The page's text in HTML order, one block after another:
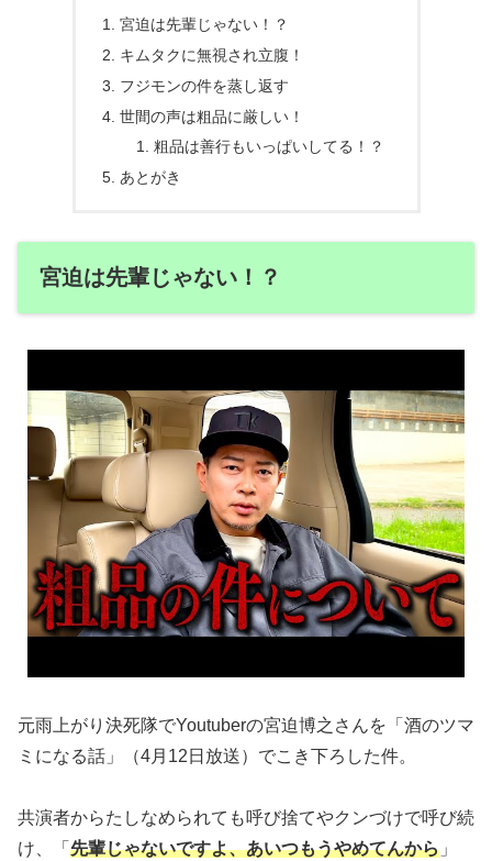
宮迫は先輩じゃない！？
キムタクに無視され立腹！
フジモンの件を蒸し返す
世間の声は粗品に厳しい！
粗品は善行もいっぱいしてる！？
あとがき
宮迫は先輩じゃない！？
元雨上がり決死隊でYoutuberの宮迫博之さんを「酒のツマ
ミになる話」（4月12日放送）でこき下ろした件。
共演者からたしなめられても呼び捨てやクンづけで呼び続
け、「 先輩じゃないですよ、あいつもうやめてんから 」